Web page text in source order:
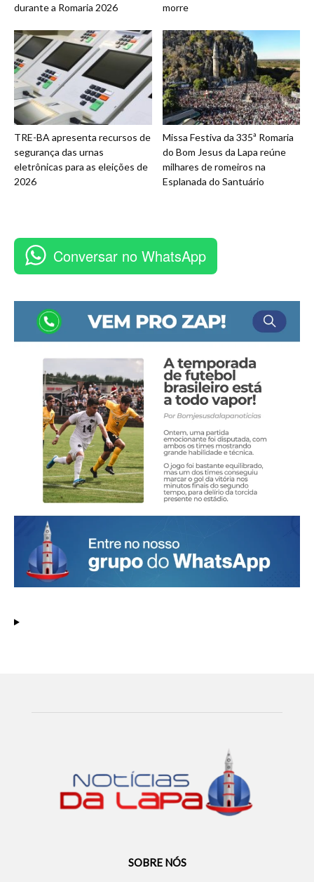
durante a Romaria 2026
morre
TRE-BA apresenta recursos de
segurança das urnas
eletrônicas para as eleições de
2026
Missa Festiva da 335ª Romaria
do Bom Jesus da Lapa reúne
milhares de romeiros na
Esplanada do Santuário
Conversar no WhatsApp
SOBRE NÓS